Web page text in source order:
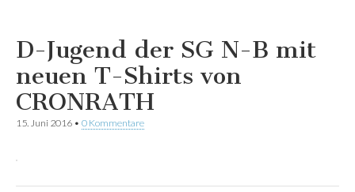
D-Jugend der SG N-B mit
neuen T-Shirts von
CRONRATH
15. Juni 2016 • 0 Kommentare